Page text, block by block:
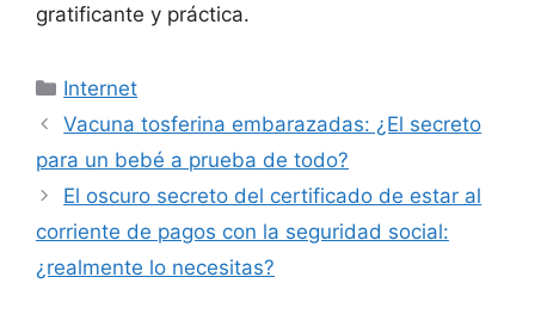
gratificante y práctica.
Categorías
Internet
Vacuna tosferina embarazadas: ¿El secreto
para un bebé a prueba de todo?
El oscuro secreto del certificado de estar al
corriente de pagos con la seguridad social:
¿realmente lo necesitas?